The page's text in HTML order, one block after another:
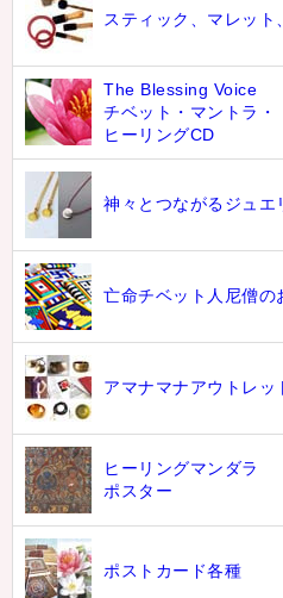
スティック、マレット
The Blessing Voice
チベット・マントラ・
ヒーリングCD
神々とつながるジュエ
亡命チベット人尼僧の
アマナマナアウトレッ
ヒーリングマンダラ
ポスター
ポストカード各種